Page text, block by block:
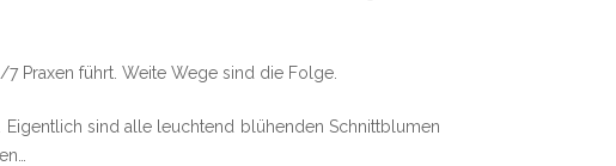
Praxen führt. Weite Wege sind die Folge.
sind alle leuchtend blühenden Schnittblumen